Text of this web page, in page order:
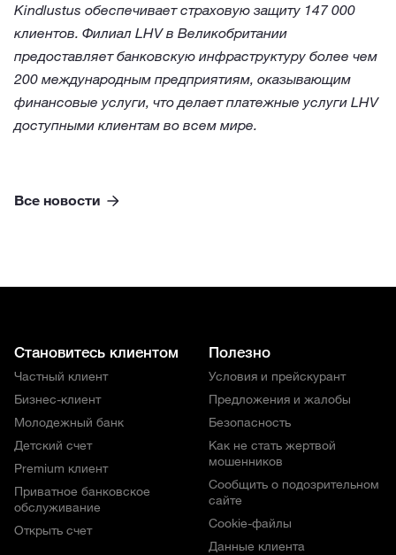
Kindlustus обеспечивает страховую защиту 147 000
клиентов. Филиал LHV в Великобритании
предоставляет банковскую инфраструктуру более чем
200 международным предприятиям, оказывающим
финансовые услуги, что делает платежные услуги LHV
доступными клиентам во всем мире.
Все новости
Становитесь клиентом
Частный клиент
Бизнес-клиент
Молодежный банк
Детский счет
Premium клиент
Приватное банковское
обслуживание
Открыть счет
Полезно
Условия и прейскурант
Предложения и жалобы
Безопасность
Как не стать жертвой
мошенников
Сообщить о подозрительном
сайте
Cookie-файлы
Данные клиента